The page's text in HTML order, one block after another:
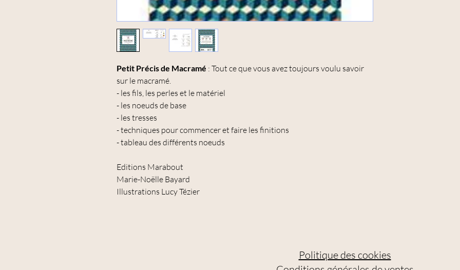
Petit Précis de Macramé : Tout ce que vous avez toujours voulu savoir
sur le macramé.
- les fils, les perles et le matériel
- les noeuds de base
- les tresses
- techniques pour commencer et faire les finitions
- tableau des différents noeuds
Editions Marabout
Marie-Noëlle Bayard
Illustrations Lucy Tézier
Politique des cookies